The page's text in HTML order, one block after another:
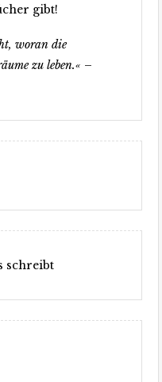
gibt!
woran die
zu leben.« –
schreibt